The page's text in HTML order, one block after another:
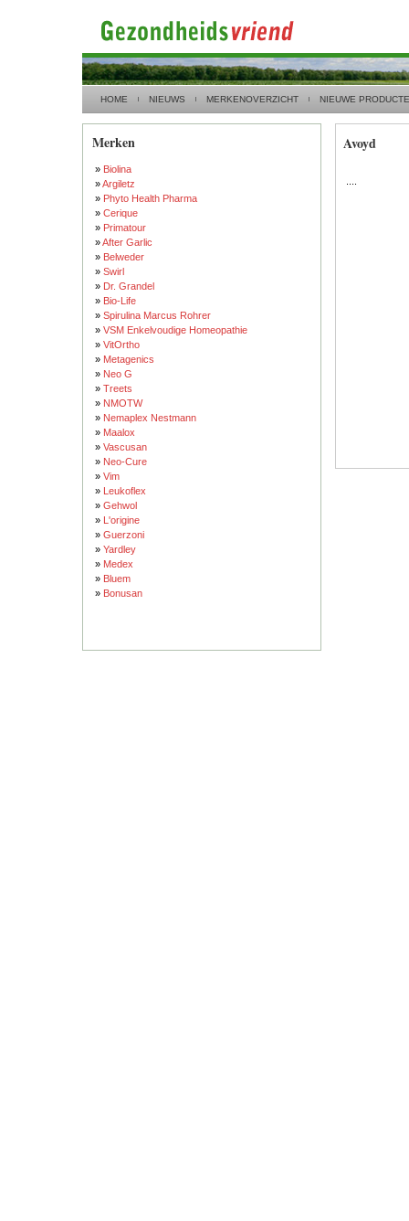
HOME NIEUWS MERKENOVERZICHT NIEUWE
Merken
» Biolina
»Argiletz
» Phyto Health Pharma
» Cerique
» Primatour
»After Garlic
» Belweder
» Swirl
» Dr. Grandel
» Bio-Life
» Spirulina Marcus Rohrer
» VSM Enkelvoudige Homeopathie
» VitOrtho
» Metagenics
» Neo G
» Treets
» NMOTW
» Nemaplex Nestmann
» Maalox
» Vascusan
» Neo-Cure
» Vim
» Leukoflex
» Gehwol
» L'origine
» Guerzoni
» Yardley
» Medex
» Bluem
» Bonusan
Avoyd